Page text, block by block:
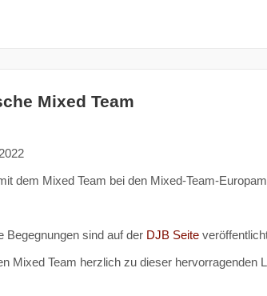
Mixed Team
dem Mixed Team bei den Mixed-Team-
Begegnungen sind auf der DJB Seite
Mixed Team herzlich zu dieser hervorragenden